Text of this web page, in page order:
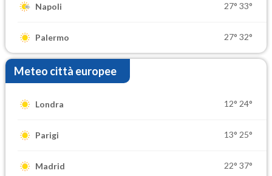
Napoli 27° 33°
Palermo 27° 32°
Meteo città europee
Londra 12° 24°
Parigi 13° 25°
Madrid 22° 37°